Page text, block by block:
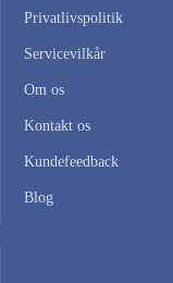
Privatlivspolitik
Servicevilkår
Om os
Kontakt os
Kundefeedback
Blog